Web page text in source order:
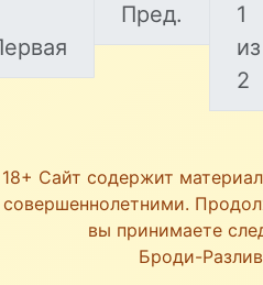
Пред.
1
из
2
18+ Сайт содержит
совершеннолетними.
вы принимаете
Броди-